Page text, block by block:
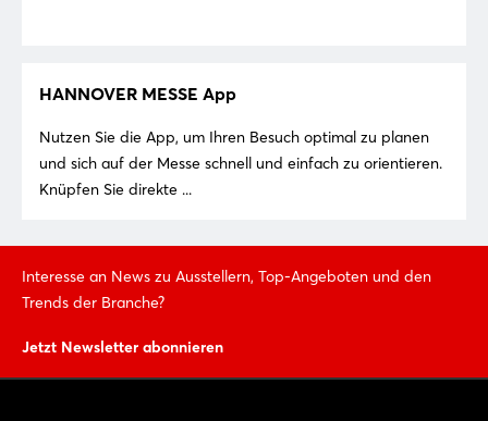
HANNOVER MESSE App
Nutzen Sie die App, um Ihren Besuch optimal zu planen
und sich auf der Messe schnell und einfach zu orientieren.
Knüpfen Sie direkte ...
Interesse an News zu Ausstellern, Top-Angeboten und den
Trends der Branche?
Jetzt Newsletter abonnieren